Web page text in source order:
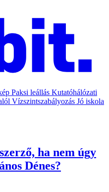
Paksi leállás Kutatóhálózati
Vízszintszabályozás Jó iskola
ha nem úgy
Dénes?